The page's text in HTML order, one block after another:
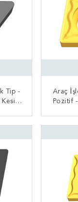
Tip -
Araç
Pozitif